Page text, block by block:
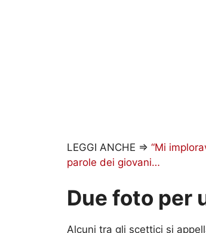
LEGGI ANCHE => “Mi
parole dei giovani…
Due foto per
Alcuni tra gli scettici si